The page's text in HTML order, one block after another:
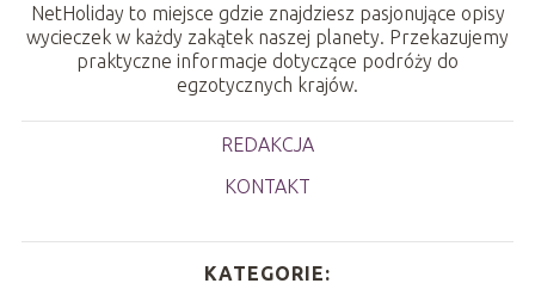
NetHoliday to miejsce gdzie znajdziesz pasjonujące opisy
wycieczek w każdy zakątek naszej planety. Przekazujemy
praktyczne informacje dotyczące podróży do
egzotycznych krajów.
REDAKCJA
KONTAKT
KATEGORIE: